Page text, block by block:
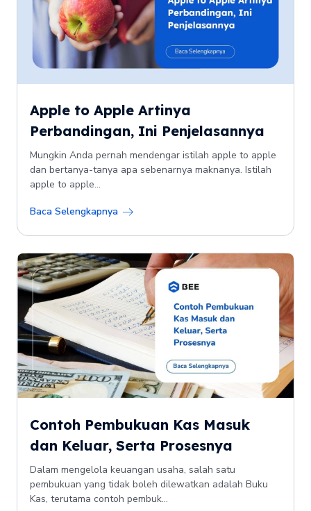
Apple to Apple Artinya
Perbandingan, Ini Penjelasannya
Mungkin Anda pernah mendengar istilah apple to apple
dan bertanya-tanya apa sebenarnya maknanya. Istilah
apple to apple...
Baca Selengkapnya
Contoh Pembukuan Kas Masuk
dan Keluar, Serta Prosesnya
Dalam mengelola keuangan usaha, salah satu
pembukuan yang tidak boleh dilewatkan adalah Buku
Kas, terutama contoh pembuk...